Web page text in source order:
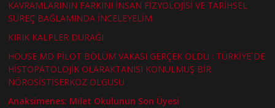
KAVRAMLARININ FARKINI İNSAN FİZYOLOJİSİ VE TARİHSEL
SÜREÇ BAĞLAMINDA İNCELEYELİM
KIRIK KALPLER DURAĞI
HOUSE MD PİLOT BÖLÜM VAKASI GERÇEK OLDU : TÜRKİYE´DE
HİSTOPATOLOJİK OLARAKTANISI KONULMUŞ BİR
NÖROSİSTİSERKOZ OLGUSU
Anaksimenes: Milet Okulunun Son Üyesi